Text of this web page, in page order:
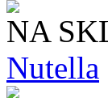
NA
Nutella